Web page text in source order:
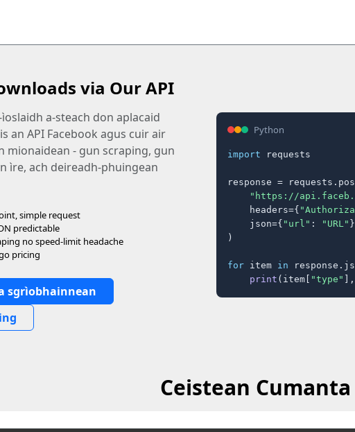
via Our API
a-steach don aplacaid
an API Facebook agus cuir air
mionaidean - gun scraping, gun
ìre, ach deireadh-phuingean
simple request
predictable
no speed-limit headache
pricing
sgrìobhainnean
Python
import requests
response =
"https://
    headers={
    json={
"url" : "URL"
)
for item in
print (item[ "type" ],
Ceistean Cumanta